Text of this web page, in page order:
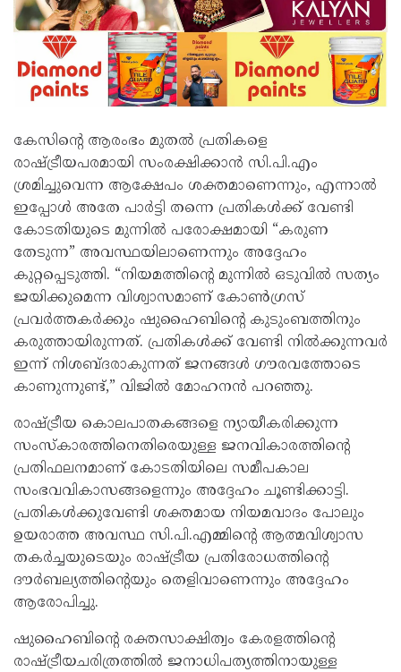
കേസിന്റെ ആരംഭം മുതൽ പ്രതികളെ
രാഷ്ട്രീയപരമായി സംരക്ഷിക്കാൻ സി.പി.എം
ശ്രമിച്ചുവെന്ന ആക്ഷേപം ശക്തമാണെന്നും, എന്നാൽ
ഇപ്പോൾ അതേ പാർട്ടി തന്നെ പ്രതികൾക്ക് വേണ്ടി
കോടതിയുടെ മുന്നിൽ പരോക്ഷമായി “കരുണ
തേടുന്ന” അവസ്ഥയിലാണെന്നും അദ്ദേഹം
കുറ്റപ്പെടുത്തി. “നിയമത്തിന്റെ മുന്നിൽ ഒടുവിൽ സത്യം
ജയിക്കുമെന്ന വിശ്വാസമാണ് കോൺഗ്രസ്
പ്രവർത്തകർക്കും ഷുഹൈബിന്റെ കുടുംബത്തിനും
കരുത്തായിരുന്നത്. പ്രതികൾക്ക് വേണ്ടി നിൽക്കുന്നവർ
ഇന്ന് നിശബ്ദരാകുന്നത് ജനങ്ങൾ ഗൗരവത്തോടെ
കാണുന്നുണ്ട്,” വിജിൽ മോഹനൻ പറഞ്ഞു.
രാഷ്ട്രീയ കൊലപാതകങ്ങളെ ന്യായീകരിക്കുന്ന
സംസ്കാരത്തിനെതിരെയുള്ള ജനവികാരത്തിന്റെ
പ്രതിഫലനമാണ് കോടതിയിലെ സമീപകാല
സംഭവവികാസങ്ങളെന്നും അദ്ദേഹം ചൂണ്ടിക്കാട്ടി.
പ്രതികൾക്കുവേണ്ടി ശക്തമായ നിയമവാദം പോലും
ഉയരാത്ത അവസ്ഥ സി.പി.എമ്മിന്റെ ആത്മവിശ്വാസ
തകർച്ചയുടെയും രാഷ്ട്രീയ പ്രതിരോധത്തിന്റെ
ദൗർബല്യത്തിന്റെയും തെളിവാണെന്നും അദ്ദേഹം
ആരോപിച്ചു.
ഷുഹൈബിന്റെ രക്തസാക്ഷിത്വം കേരളത്തിന്റെ
രാഷ്ട്രീയചരിത്രത്തിൽ ജനാധിപത്യത്തിനായുള്ള